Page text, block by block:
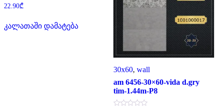
შეფასება
0
5-
დან
22.90₾
კალათაში დამატება
30x60, wall
am 6456-30×60-vida d.gry
tim-1.44m-P8